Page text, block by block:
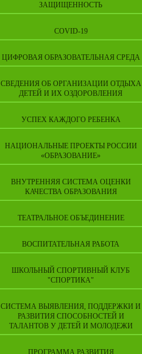
ЗАЩИЩЕННОСТЬ
COVID-19
ЦИФРОВАЯ ОБРАЗОВАТЕЛЬНАЯ СРЕДА
СВЕДЕНИЯ ОБ ОРГАНИЗАЦИИ ОТДЫХА
ДЕТЕЙ И ИХ ОЗДОРОВЛЕНИЯ
УСПЕХ КАЖДОГО РЕБЕНКА
НАЦИОНАЛЬНЫЕ ПРОЕКТЫ РОССИИ
«ОБРАЗОВАНИЕ»
ВНУТРЕННЯЯ СИСТЕМА ОЦЕНКИ
КАЧЕСТВА ОБРАЗОВАНИЯ
ТЕАТРАЛЬНОЕ ОБЪЕДИНЕНИЕ
ВОСПИТАТЕЛЬНАЯ РАБОТА
ШКОЛЬНЫЙ СПОРТИВНЫЙ КЛУБ
"СПОРТИКА"
СИСТЕМА ВЫЯВЛЕНИЯ, ПОДДЕРЖКИ И
РАЗВИТИЯ СПОСОБНОСТЕЙ И
ТАЛАНТОВ У ДЕТЕЙ И МОЛОДЕЖИ
ПРОГРАММА РАЗВИТИЯ